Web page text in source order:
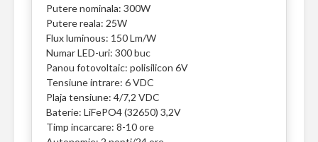
Putere nominala: 300W
Putere reala: 25W
Flux luminous: 150 Lm/W
Numar LED-uri: 300 buc
Panou fotovoltaic: polisilicon 6V
Tensiune intrare: 6 VDC
Plaja tensiune: 4/7,2 VDC
Baterie: LiFePO4 (32650) 3,2V
Timp incarcare: 8-10 ore